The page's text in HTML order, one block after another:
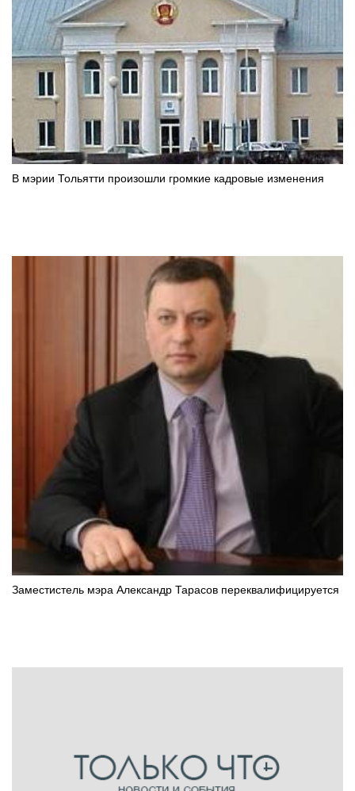
В мэрии Тольятти произошли громкие кадровые изменения
Заместистель мэра Александр Тарасов переквалифицируется